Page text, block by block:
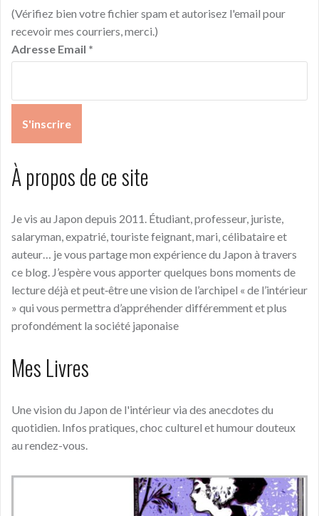
(Vérifiez bien votre fichier spam et autorisez l'email pour
recevoir mes courriers, merci.)
Adresse Email *
À propos de ce site
Je vis au Japon depuis 2011. Étudiant, professeur, juriste,
salaryman, expatrié, touriste feignant, mari, célibataire et
auteur… je vous partage mon expérience du Japon à travers
ce blog. J’espère vous apporter quelques bons moments de
lecture déjà et peut‑être une vision de l’archipel « de l’intérieur
» qui vous permettra d’appréhender différemment et plus
profondément la société japonaise
Mes Livres
Une vision du Japon de l'intérieur via des anecdotes du
quotidien. Infos pratiques, choc culturel et humour douteux
au rendez-vous.